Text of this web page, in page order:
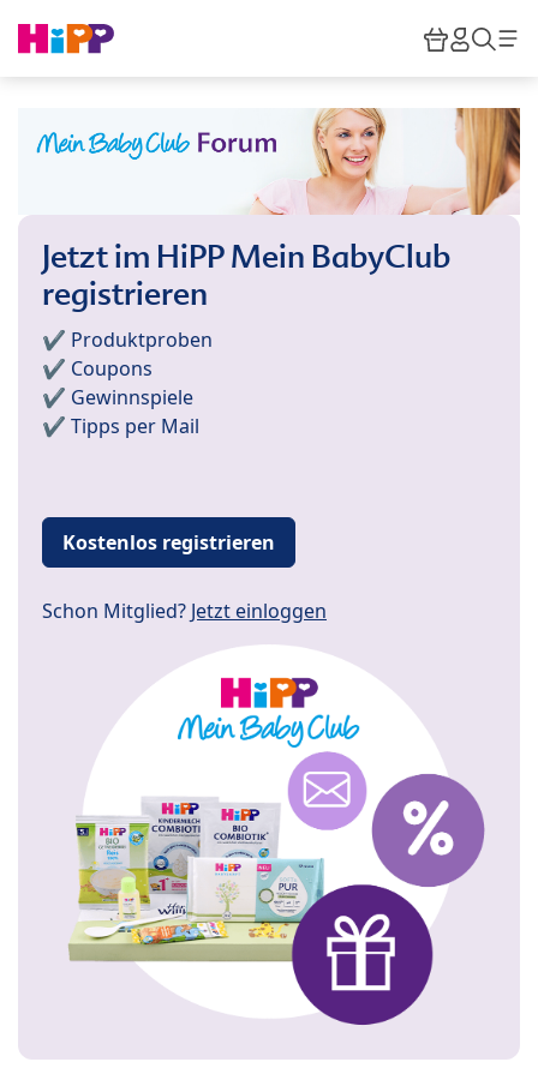
HiPP
Jetzt im HiPP Mein BabyClub
registrieren
✔️ Produktproben
✔️ Coupons
✔️ Gewinnspiele
✔️ Tipps per Mail
Kostenlos registrieren
Schon Mitglied? Jetzt einloggen